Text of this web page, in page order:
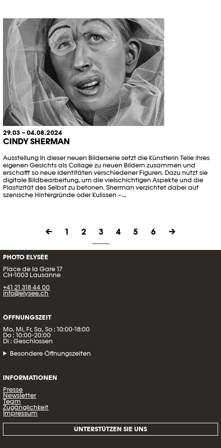
29.03 – 04.08.2024
CINDY SHERMAN
Ausstellung In dieser neuen Bilderserie setzt die Künstlerin Teile ihres
eigenen Gesichts als Collage zu neuen Bildern zusammen und
erschafft so neue Identitäten verschiedener Figuren. Dazu nutzt sie
digitale Bildbearbeitung, um die vielschichtigen Aspekte und die
Plastizität des Selbst zu betonen. Sherman verzichtet dabei auf
szenische Hintergründe oder Kulissen –...
← 1 2 3 4 5 6 →
PHOTO ELYSÉE
Place de la Gare 17
CH-1003 Lausanne
+41 21 318 44 00
info@elysee.ch
ÖFFNUNGSZEIT
Mo, Mi, Fr, Sa, So : 10:00-18:00
Do : 10:00-20:00
Di : Geschlossen
Besondere Öffnungszeiten
INFORMATIONEN
Presse
Newsletter
Team
Zugänglichkeit
Impressum
UNTERSTÜTZEN SIE UNS